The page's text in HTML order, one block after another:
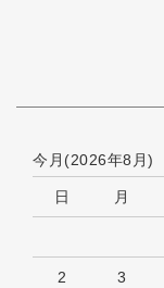
今月(2026年8月)
日 月
2 3